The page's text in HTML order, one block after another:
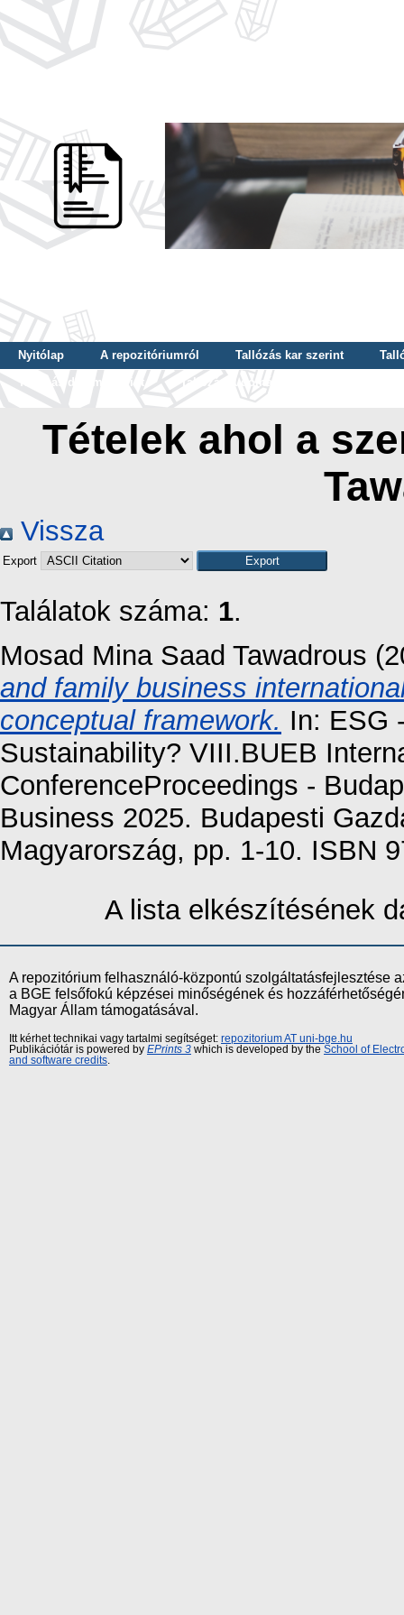
Nyitólap A repozitóriumról Tallózás kar szerint
Tallózás dátum szerint
Tallózás tudományterület szerint
Tételek ahol a
Vissza
Export
Találatok száma: 1.
Mosad Mina Saad Tawadrous
and family business
conceptual framework. In: ESG
Sustainability? VIII.BUEB
ConferenceProceedings -
Business 2025. Budapesti
Magyarország, pp. 1-10. ISBN
A lista elkészítésének
A repozitórium felhasználó-központú szolgáltatásfejlesztése
a BGE felsőfokú képzései minőségének és
Magyar Állam támogatásával.
Itt kérhet technikai vagy tartalmi segítséget: repozitorium AT uni-bge.hu
Publikációtár is powered by EPrints 3 which is developed by the School of
and software credits